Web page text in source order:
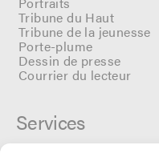
Tribune du Haut
Tribune de la jeunesse
Porte-plume
Dessin de presse
Courrier du lecteur
Services